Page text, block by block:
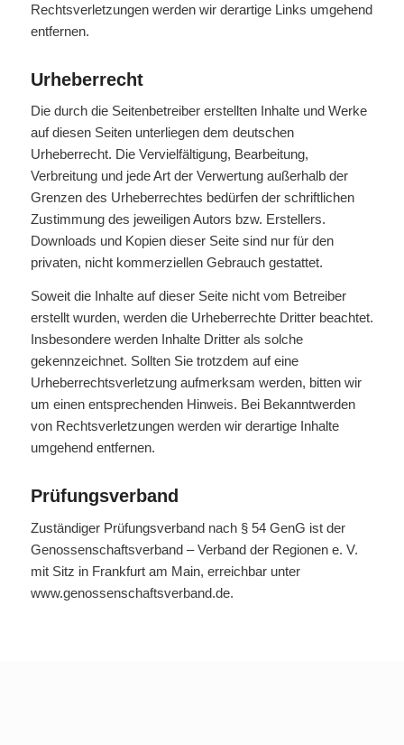
Rechtsverletzungen werden wir derartige Links umgehend
entfernen.
Urheberrecht
Die durch die Seitenbetreiber erstellten Inhalte und Werke
auf diesen Seiten unterliegen dem deutschen
Urheberrecht. Die Vervielfältigung, Bearbeitung,
Verbreitung und jede Art der Verwertung außerhalb der
Grenzen des Urheberrechtes bedürfen der schriftlichen
Zustimmung des jeweiligen Autors bzw. Erstellers.
Downloads und Kopien dieser Seite sind nur für den
privaten, nicht kommerziellen Gebrauch gestattet.
Soweit die Inhalte auf dieser Seite nicht vom Betreiber
erstellt wurden, werden die Urheberrechte Dritter beachtet.
Insbesondere werden Inhalte Dritter als solche
gekennzeichnet. Sollten Sie trotzdem auf eine
Urheberrechtsverletzung aufmerksam werden, bitten wir
um einen entsprechenden Hinweis. Bei Bekanntwerden
von Rechtsverletzungen werden wir derartige Inhalte
umgehend entfernen.
Prüfungsverband
Zuständiger Prüfungsverband nach § 54 GenG ist der
Genossenschaftsverband – Verband der Regionen e. V.
mit Sitz in Frankfurt am Main, erreichbar unter
www.genossenschaftsverband.de.